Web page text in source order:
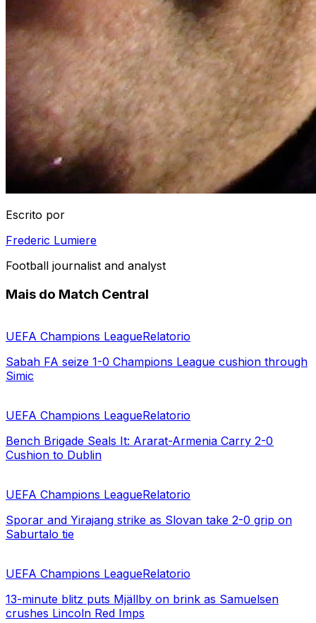
Escrito por
Frederic Lumiere
Football journalist and analyst
Mais do Match Central
UEFA Champions LeagueRelatorio
Sabah FA seize 1-0 Champions League cushion through
Simic
UEFA Champions LeagueRelatorio
Bench Brigade Seals It: Ararat-Armenia Carry 2-0
Cushion to Dublin
UEFA Champions LeagueRelatorio
Sporar and Yirajang strike as Slovan take 2-0 grip on
Saburtalo tie
UEFA Champions LeagueRelatorio
13-minute blitz puts Mjällby on brink as Samuelsen
crushes Lincoln Red Imps